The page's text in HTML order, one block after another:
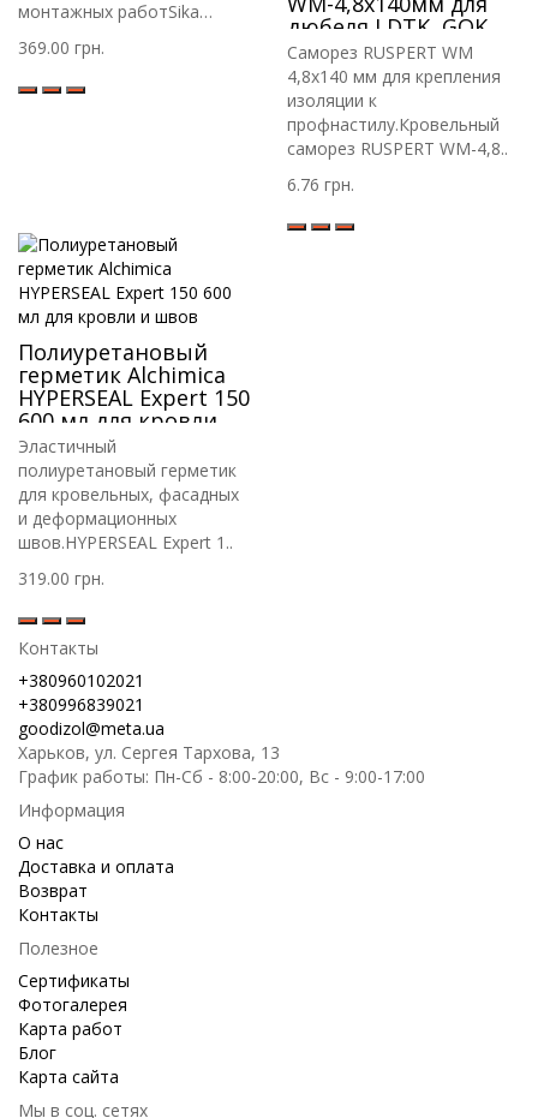
монтажных работSika
369.00 грн.
дюбеля LDTK, GOK,
RIF.
Саморез RUSPERT WM
4,8х140 мм для крепления
изоляции к
профнастилу.Кровельный
саморез RUSPERT WM-4,8..
6.76 грн.
Полиуретановый
герметик Alchimica
HYPERSEAL Expert 150
600 мл для кровли и
швов
Эластичный
полиуретановый герметик
для кровельных, фасадных
и деформационных
швов.HYPERSEAL Expert 1..
319.00 грн.
Контакты
+380960102021
+380996839021
goodizol@meta.ua
Харьков, ул. Сергея Тархова, 13
График работы: Пн-Сб - 8:00-20:00, Вс - 9:00-17:00
Информация
О нас
Доставка и оплата
Возврат
Контакты
Полезное
Сертификаты
Фотогалерея
Карта работ
Блог
Карта сайта
Мы в соц. сетях